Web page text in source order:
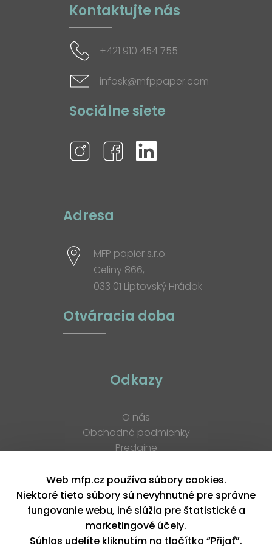
Kontaktujte nás
+421 910 454 755
infosk@mfppaper.com
Sociálne siete
Adresa
MFP papier s.r.o.
Celiny 866,
033 01 Liptovský Hrádok
Otváracia doba
Odkazy
O nás
Obchodné podmienky
Predajne
K stiahnutiu
Blog
Kontakt
Kariéra
XML feed
Web mfp.cz používa súbory cookies.
Niektoré tieto súbory sú nevyhnutné pre správne
fungovanie webu, iné slúžia pre štatistické a
marketingové účely.
Súhlas udelíte kliknutím na tlačítko “Přijať”.